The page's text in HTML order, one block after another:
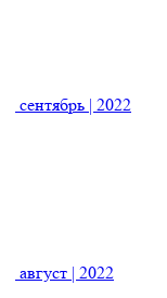
сентябрь | 2022
август | 2022